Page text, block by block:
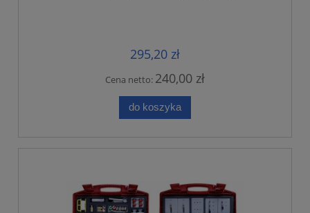
295,20 zł
Cena netto: 240,00 zł
do koszyka